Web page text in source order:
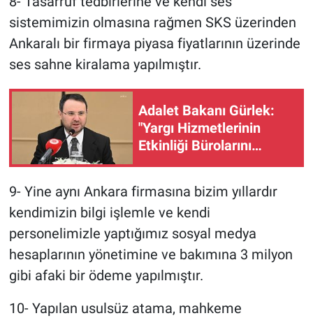
sistemimizin olmasına rağmen SKS üzerinden
Ankaralı bir firmaya piyasa fiyatlarının üzerinde
ses sahne kiralama yapılmıştır.
Adalet Bakanı Gürlek:
"Yargı Hizmetlerinin
Etkinliği Bürolarını
9- Yine aynı Ankara firmasına bizim yıllardır
kendimizin bilgi işlemle ve kendi
personelimizle yaptığımız sosyal medya
hesaplarının yönetimine ve bakımına 3 milyon
gibi afaki bir ödeme yapılmıştır.
10- Yapılan usulsüz atama, mahkeme